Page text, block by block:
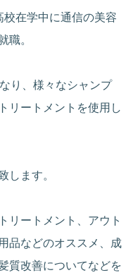
在学中に通信の美容
職。
り、様々なシャンプ
リートメントを使用し
します。
リートメント、アウト
品などのオススメ、成
質改善についてなどを